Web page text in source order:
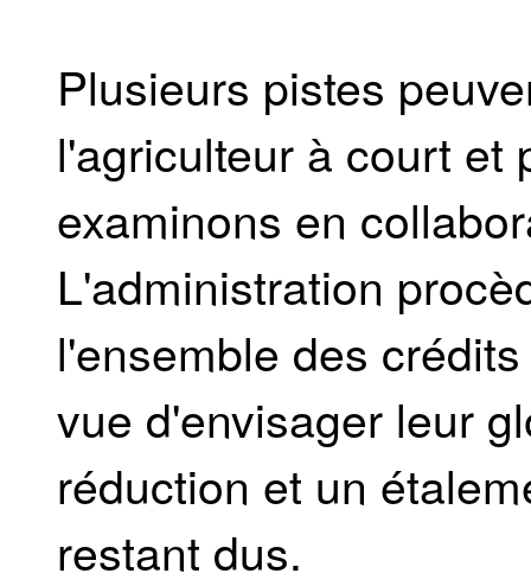
Plusieurs pistes
l'agriculteur à court et
examinons en
L'administration
l'ensemble des
vue d'envisager leur
réduction et un
restant dus.